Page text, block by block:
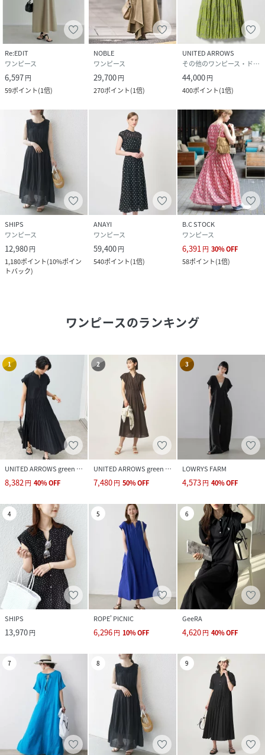
Re:EDIT
ワンピース
6,597円
59ポイント(1倍)
NOBLE
ワンピース
29,700円
270ポイント(1倍)
UNITED ARROWS
その他のワンピース・ドレス
44,000円
400ポイント(1倍)
SHIPS
ワンピース
12,980円
1,180ポイント(10%ポイン
トバック)
ANAYI
ワンピース
59,400円
540ポイント(1倍)
B.C STOCK
ワンピース
6,391 円 30%OFF
58ポイント(1倍)
ワンピースのランキング
1
UNITED ARROWS green label relaxing
8,382円 40%OFF
2
UNITED ARROWS green label relaxing
7,480円 50%OFF
3
LOWRYS FARM
4,573円 40%OFF
4
SHIPS
13,970円
5
ROPE' PICNIC
6,296円 10%OFF
6
GeeRA
4,620円 40%OFF
7 8 9